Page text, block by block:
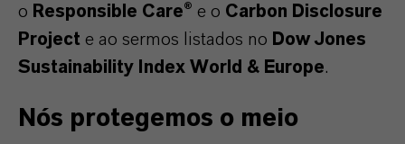
o Responsible Care® e o Carbon Disclosure
Project e ao sermos listados no Dow Jones
Sustainability Index World & Europe.
Nós protegemos o meio